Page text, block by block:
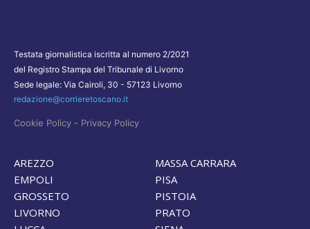
Testata giornalistica iscritta al numero 2/2021
del Registro Stampa del Tribunale di Livorno
Sede legale: Via Cairoli, 30 - 57123 Livorno
redazione@corrieretoscano.it
Cookie Policy - Privacy Policy
AREZZO
EMPOLI
GROSSETO
LIVORNO
MASSA CARRARA
PISA
PISTOIA
PRATO